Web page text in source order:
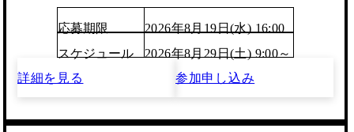
応募期限
2026年8月19日(水) 16:00
スケジュール
2026年8月29日(土) 9:00～
詳細を見る
参加申し込み